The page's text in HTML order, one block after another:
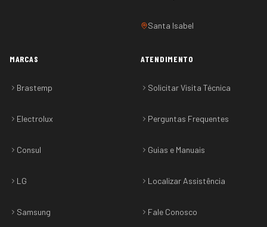
Santa Isabel
MARCAS
Brastemp
Electrolux
Consul
LG
Samsung
ATENDIMENTO
Solicitar Visita Técnica
Perguntas Frequentes
Guias e Manuais
Localizar Assistência
Fale Conosco